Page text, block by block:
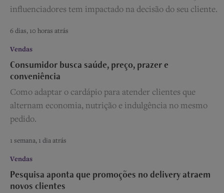
influenciadores tem impactado na decisão do seu cliente.
6 dias, 10 horas atrás
Vendas
Consumidor busca saúde, preço, prazer e
conveniência
Como adaptar o cardápio para atender clientes que
alternam economia, nutrição e indulgência no mesmo
pedido.
1 semana, 1 dia atrás
Vendas
Pesquisa aponta que promoções no delivery atraem
novos clientes